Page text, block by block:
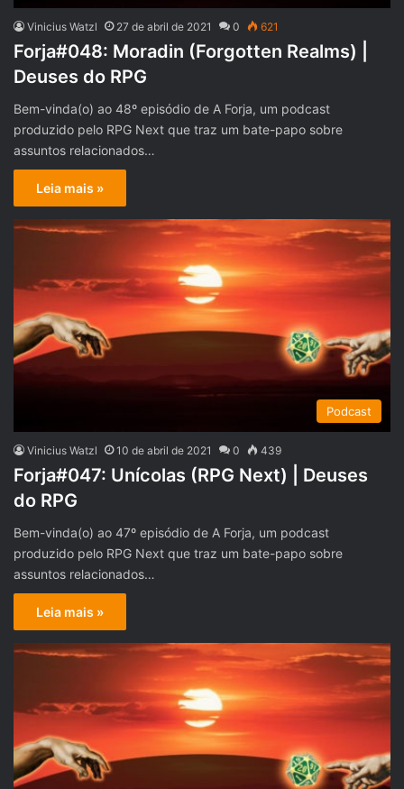
Vinicius Watzl 27 de abril de 2021 0 621
Forja#048: Moradin (Forgotten Realms) |
Deuses do RPG
Bem-vinda(o) ao 48º episódio de A Forja, um podcast
produzido pelo RPG Next que traz um bate-papo sobre
assuntos relacionados…
Leia mais »
Podcast
Vinicius Watzl 10 de abril de 2021 0 439
Forja#047: Unícolas (RPG Next) | Deuses
do RPG
Bem-vinda(o) ao 47º episódio de A Forja, um podcast
produzido pelo RPG Next que traz um bate-papo sobre
assuntos relacionados…
Leia mais »